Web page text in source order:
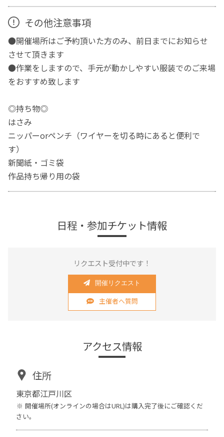
その他注意事項
●開催場所はご予約頂いた方のみ、前日までにお知らせ
させて頂きます
●作業をしますので、手元が動かしやすい服装でのご来場
をおすすめ致します
◎持ち物◎
はさみ
ニッパーorペンチ（ワイヤーを切る時にあると便利で
す）
新聞紙・ゴミ袋
作品持ち帰り用の袋
日程・参加チケット情報
リクエスト受付中です！
開催リクエスト
主催者へ質問
アクセス情報
住所
東京都江戸川区
開催場所(オンラインの場合はURL)は購入完了後にご確認くだ
さい。